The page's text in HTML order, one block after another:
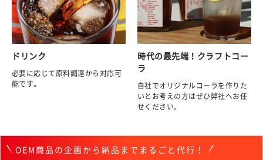
ドリンク
必要に応じて原料調達から対応可
能です。
時代の最先端！クラフトコー
ラ
自社でオリジナルコーラを作りた
いとお考えの方はぜひ弊社へお任
せください。
OEM商品の企画から納品までまるごと代行！